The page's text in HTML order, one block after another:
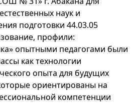
наук и
подготовки 44.03.05
профили:
опытными педагогами были
как технологии
опыта для будущих
ориентированы на
компетенции